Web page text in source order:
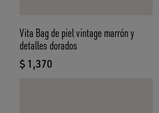
Vita Bag de piel vintage marrón y
detalles dorados
$ 1,370
precio actual $ 1,370